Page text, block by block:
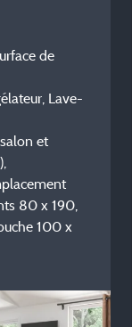
de
Lave-
et
80 x 190,
100 x